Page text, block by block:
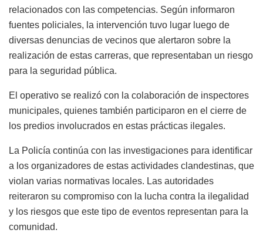
relacionados con las competencias. Según informaron
fuentes policiales, la intervención tuvo lugar luego de
diversas denuncias de vecinos que alertaron sobre la
realización de estas carreras, que representaban un riesgo
para la seguridad pública.
El operativo se realizó con la colaboración de inspectores
municipales, quienes también participaron en el cierre de
los predios involucrados en estas prácticas ilegales.
La Policía continúa con las investigaciones para identificar
a los organizadores de estas actividades clandestinas, que
violan varias normativas locales. Las autoridades
reiteraron su compromiso con la lucha contra la ilegalidad
y los riesgos que este tipo de eventos representan para la
comunidad.